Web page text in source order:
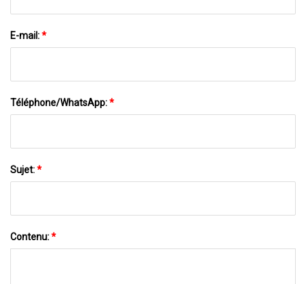
E-mail:*
Téléphone/WhatsApp:*
Sujet:*
Contenu:*